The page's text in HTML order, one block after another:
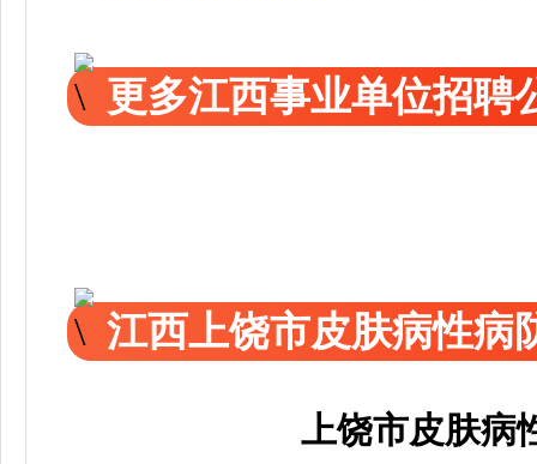
更多江西事业单位招聘
江西上饶市皮肤病性病
上饶市皮肤病